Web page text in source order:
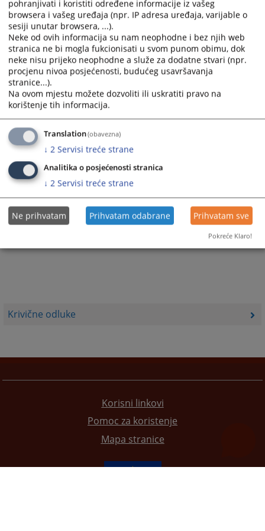
Krivične odluke
calendar
and
select
a
date.
Press
the
question
mark
key
to
get
the
keyboard
shortcuts
for
changing
calendar
and
select
a
date.
the
question
mark
key
to
the
keyboard
shortcuts
for
changing
Trenutno nema vijesti
Korisni linkovi
Pomoc za koristenje
Mapa stranice
pohranjivati i koristiti određene informacije iz vašeg
browsera i vašeg uređaja (npr. IP adresa uređaja, varijable o
sesiji unutar browsera, ...).
Neke od ovih informacija su nam neophodne i bez njih web
stranica ne bi mogla fukcionisati u svom punom obimu, dok
neke nisu prijeko neophodne a služe za dodatne stvari (npr.
procjenu nivoa posjećenosti, budućeg usavršavanja
stranice...).
Na ovom mjestu možete dozvoliti ili uskratiti pravo na
korištenje tih informacija.
Translation(obavezna)
↓ 2 Servisi treće strane
Analitika o posjećenosti stranica
↓ 2 Servisi treće strane
Ne prihvatam Prihvatam odabrane Prihvatam sve
Pokreće Klaro!